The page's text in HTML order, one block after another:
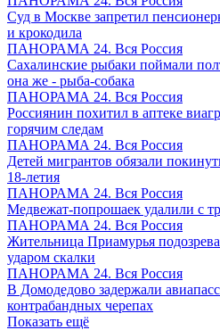
Суд в Москве запретил
и крокодила
ПАНОРАМА 24. Вся Россия
Сахалинские рыбаки поймали
она же - рыба-собака
ПАНОРАМА 24. Вся Россия
Россиянин похитил в аптеке
горячим следам
ПАНОРАМА 24. Вся Россия
Детей мигрантов обязали
18-летия
ПАНОРАМА 24. Вся Россия
Медвежат-попрошаек удалили с
ПАНОРАМА 24. Вся Россия
Жительница Приамурья
ударом скалки
ПАНОРАМА 24. Вся Россия
В Домодедово задержали
контрабандных черепах
Показать ещё